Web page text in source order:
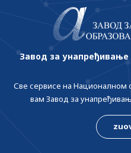
Завод за
Све сервисе на Националном
вам Завод за